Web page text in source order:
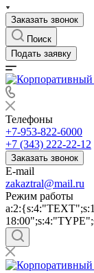
Заказать звонок
Поиск
Подать заявку
Телефоны
+7-953-822-6000
+7 (343) 222-22-12
Заказать звонок
E-mail
zakaztral@mail.ru
Режим работы